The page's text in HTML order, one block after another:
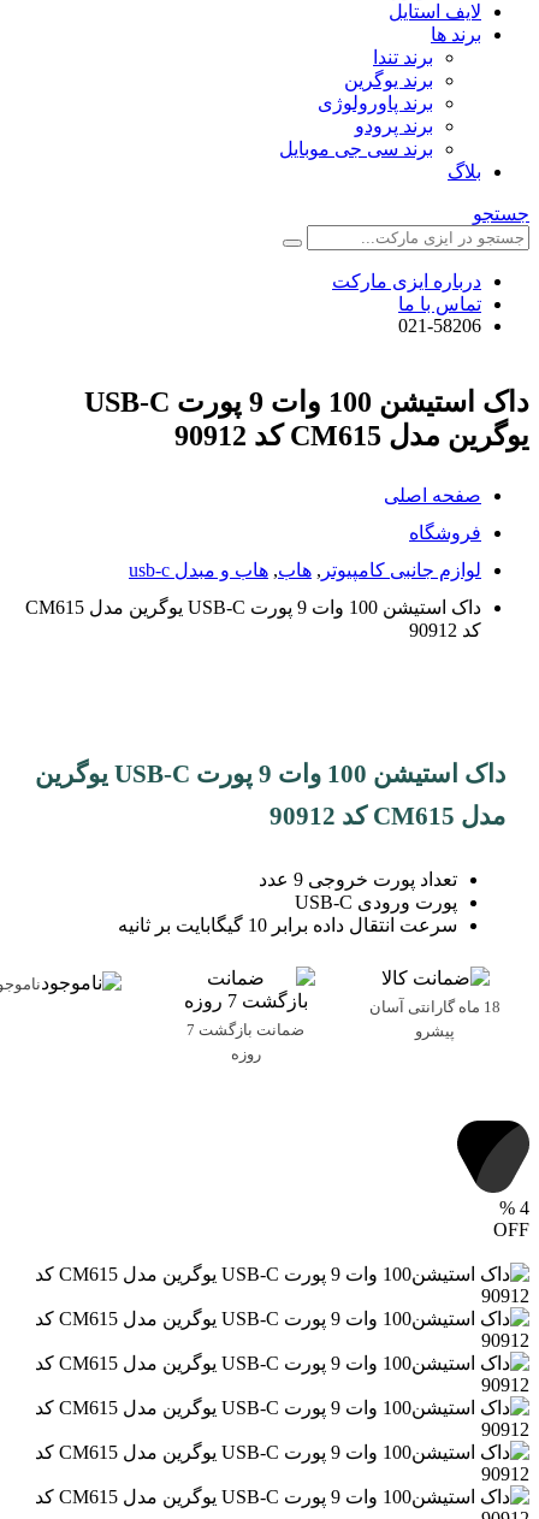
لایف استایل
برند ها
برند تندا
برند یوگرین
برند پاورولوژی
برند پرودو
برند سی جی موبایل
بلاگ
جستجو
درباره ایزی مارکت
تماس با ما
021-58206
داک استیشن 100 وات 9 پورت USB-C
یوگرین مدل CM615 کد 90912
صفحه اصلی
فروشگاه
لوازم جانبی کامپیوتر , هاب, هاب و مبدل usb-c
داک استیشن 100 وات 9 پورت USB-C یوگرین مدل CM615
کد 90912
داک استیشن 100 وات 9 پورت USB-C یوگرین
مدل CM615 کد 90912
تعداد پورت خروجی 9 عدد
پورت ورودی USB-C
سرعت انتقال داده برابر 10 گیگابایت بر ثانیه
18 ماه گارانتی آسان
پیشرو
ضمانت بازگشت 7
روزه
4
%
OFF